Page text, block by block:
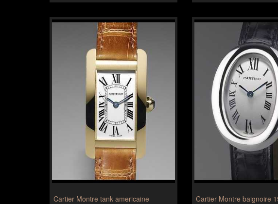
Cartier Montre tank americaine
Cartier Montre baignoire